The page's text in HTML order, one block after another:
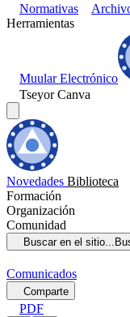
Normativas
Herramientas
Muular Electrónico
Tseyor Canva
Novedades Biblioteca
Formación
Organización
Comunidad
Buscar en el sitio...
Comunicados
Comparte
PDF